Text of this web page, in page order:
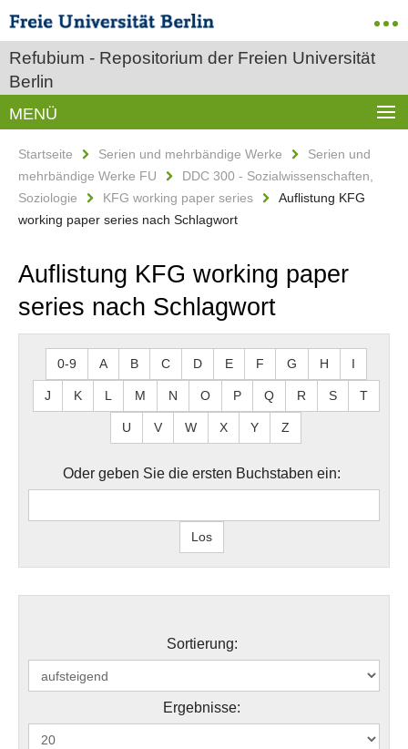
Refubium - Repositorium der Freien Universität
Berlin
MENÜ
Startseite Serien und mehrbändige Werke
Serien und
mehrbändige Werke FU
DDC 300 - Sozialwissenschaften,
Soziologie
KFG working paper series
Auflistung KFG
working paper series nach Schlagwort
Auflistung KFG working paper
series nach Schlagwort
0-9 A B C D E F G H I
J K L M N O P Q R S T
U V W X Y Z
Oder geben Sie die ersten Buchstaben ein:
Sortierung:
Ergebnisse: